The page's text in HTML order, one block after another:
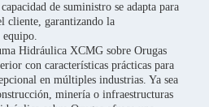
de suministro se adapta para
cliente, garantizando la
Hidráulica XCMG sobre Orugas
con características prácticas para
en múltiples industrias. Ya sea
minería o infraestructuras